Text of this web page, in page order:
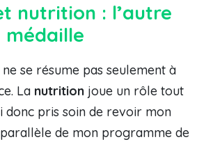
nutrition : l’autre
se résume pas seulement à
La nutrition joue un rôle tout
donc pris soin de revoir mon
de mon programme de